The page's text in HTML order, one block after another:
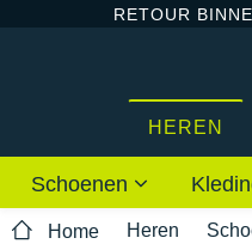
RETOUR
HEREN
Schoenen
Home Heren